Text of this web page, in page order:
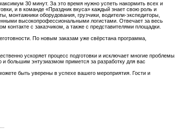
30 минут. За это время нужно успеть накормить всех и
и в команде «Праздник вкуса» каждый знает свою роль и
монтажники оборудования, грузчики, водители-экспедиторы,
высокопрофессиональными логистами. Отвечает за весь
контакте с заказчиком, а также с представителями площадки.
По новым заказам уже свёрстана программа,
ускоряет процесс подготовки и исключает многие проблемы.
большим энтузиазмом примется за разработку для вас
быть уверены в успехе вашего мероприятия. Гости и